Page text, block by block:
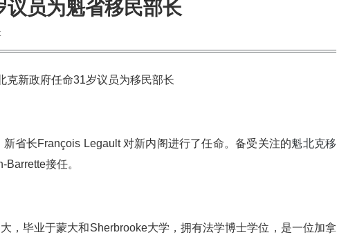
议员为魁省移民部长
省长François Legault 对新内阁进行了任命。备受关注的魁北克移
Barrette接任。
，毕业于蒙大和Sherbrooke大学，拥有法学博士学位，是一位加拿